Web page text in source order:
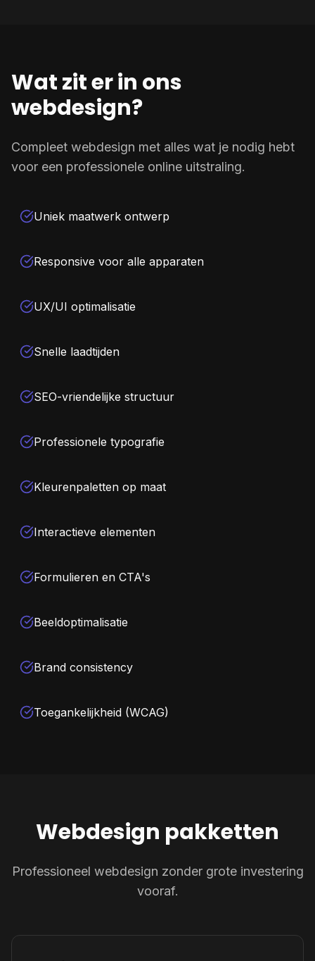
Wat zit er in ons
webdesign?
Compleet webdesign met alles wat je nodig hebt
voor een professionele online uitstraling.
Uniek maatwerk ontwerp
Responsive voor alle apparaten
UX/UI optimalisatie
Snelle laadtijden
SEO-vriendelijke structuur
Professionele typografie
Kleurenpaletten op maat
Interactieve elementen
Formulieren en CTA's
Beeldoptimalisatie
Brand consistency
Toegankelijkheid (WCAG)
Webdesign pakketten
Professioneel webdesign zonder grote investering
vooraf.